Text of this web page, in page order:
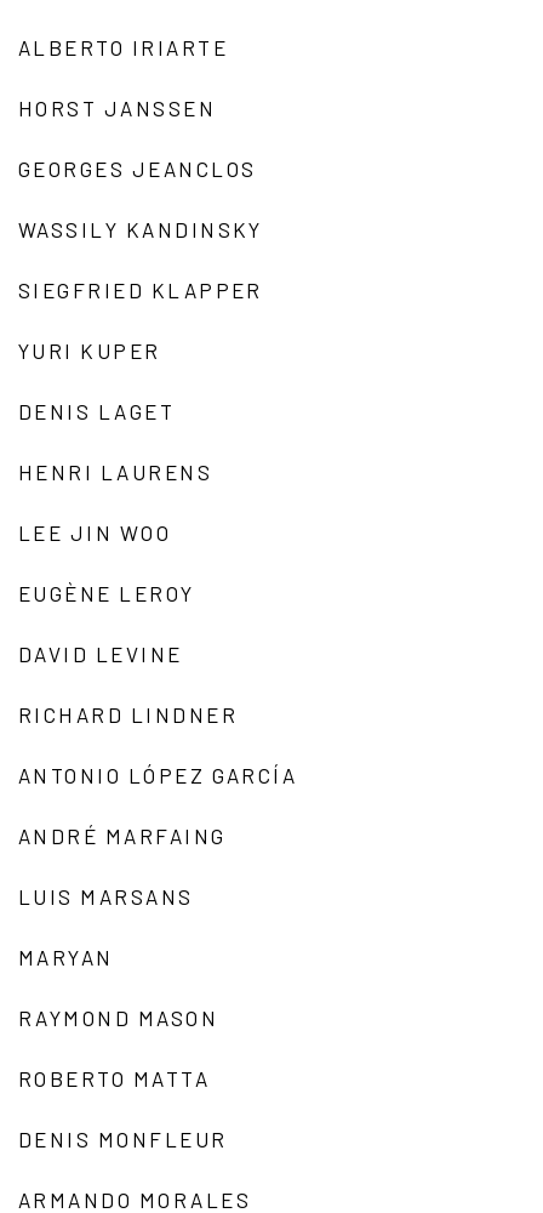
ALBERTO IRIARTE
HORST JANSSEN
GEORGES JEANCLOS
WASSILY KANDINSKY
SIEGFRIED KLAPPER
YURI KUPER
DENIS LAGET
HENRI LAURENS
LEE JIN WOO
EUGÈNE LEROY
DAVID LEVINE
RICHARD LINDNER
ANTONIO LÓPEZ GARCÍA
ANDRÉ MARFAING
LUIS MARSANS
MARYAN
RAYMOND MASON
ROBERTO MATTA
DENIS MONFLEUR
ARMANDO MORALES